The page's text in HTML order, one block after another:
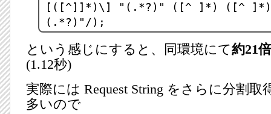
[([^]]*)\] "(.*?)" ([^ ]*) ([^
(.*?)"/);
という感じにすると、同環境にて約21倍
(1.12秒)
実際には Request String をさらに分割
多いので